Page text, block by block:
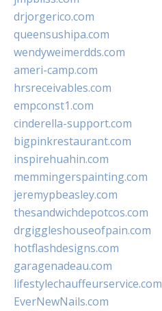
drjorgerico.com
queensushipa.com
wendyweimerdds.com
ameri-camp.com
hrsreceivables.com
empconst1.com
cinderella-support.com
bigpinkrestaurant.com
inspirehuahin.com
memmingerspainting.com
jeremypbeasley.com
thesandwichdepotcos.com
drgiggleshouseofpain.com
hotflashdesigns.com
garagenadeau.com
lifestylechauffeurservice.com
EverNewNails.com